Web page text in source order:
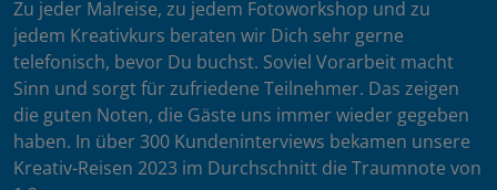
Zu jeder Malreise, zu jedem Fotoworkshop und zu
jedem Kreativkurs beraten wir Dich sehr gerne
telefonisch, bevor Du buchst. Soviel Vorarbeit macht
Sinn und sorgt für zufriedene Teilnehmer. Das zeigen
die guten Noten, die Gäste uns immer wieder gegeben
haben. In über 300 Kundeninterviews bekamen unsere
Kreativ-Reisen 2023 im Durchschnitt die Traumnote von